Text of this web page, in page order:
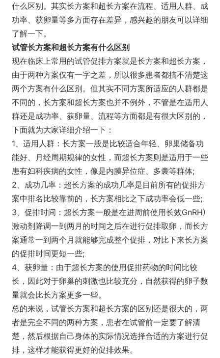
什么区别。其实长方案和超长方案在流程、适用人群、成
功率、获卵量等多方面存在差异，感兴趣的朋友可以详细
了解一下。
试管长方案和超长方案有什么区别
现在临床上常用的试管促排方案就是长方案和超长方案，
由于两种方案仅有一字之差，所以很多患者都搞不清楚这
两个方案有什么区别。但其实不同方案所适应的人群都是
不同的，长方案和超长方案也并不例外，不管是在适用人
群还是成功率、获卵量、流程等方面都是有很大区别的，
下面就为大家详细介绍一下：
1、适用人群：长方案一般是比较适合年轻、卵巢储备功
能好、月经周期规律的女性，而超长方案则是适用于一些
患有妇科疾病的女性，像是内膜异位症、多囊等群体;
2、成功几率：超长方案的成功几率是目前所有的促排方
案中排名比较靠前的，长方案相比之下成功率会低一些;
3、促排时间：超长方案一般是在进周前使用长效GnRH)
激动剂降调一到两月的时间之后在进行促排取卵，而长方
案通常一到两个月就能够完成整个促排，对比下来长方案
的促排时间更短一些;
4、获卵量：由于超长方案的使用促排药物的时间比较
长，因此对于卵巢的刺激也比较充分，自然获得的卵子数
量就会比长方案更多一些。
总的来说，试管长方案和超长方案的区别还是很大的，两
者是完全不同的两种方案，患者在试管前一定要了解清
楚，然后根据自己身体的实际情况选择合适的方案进行促
排，这样才能获得更好的促排效果。